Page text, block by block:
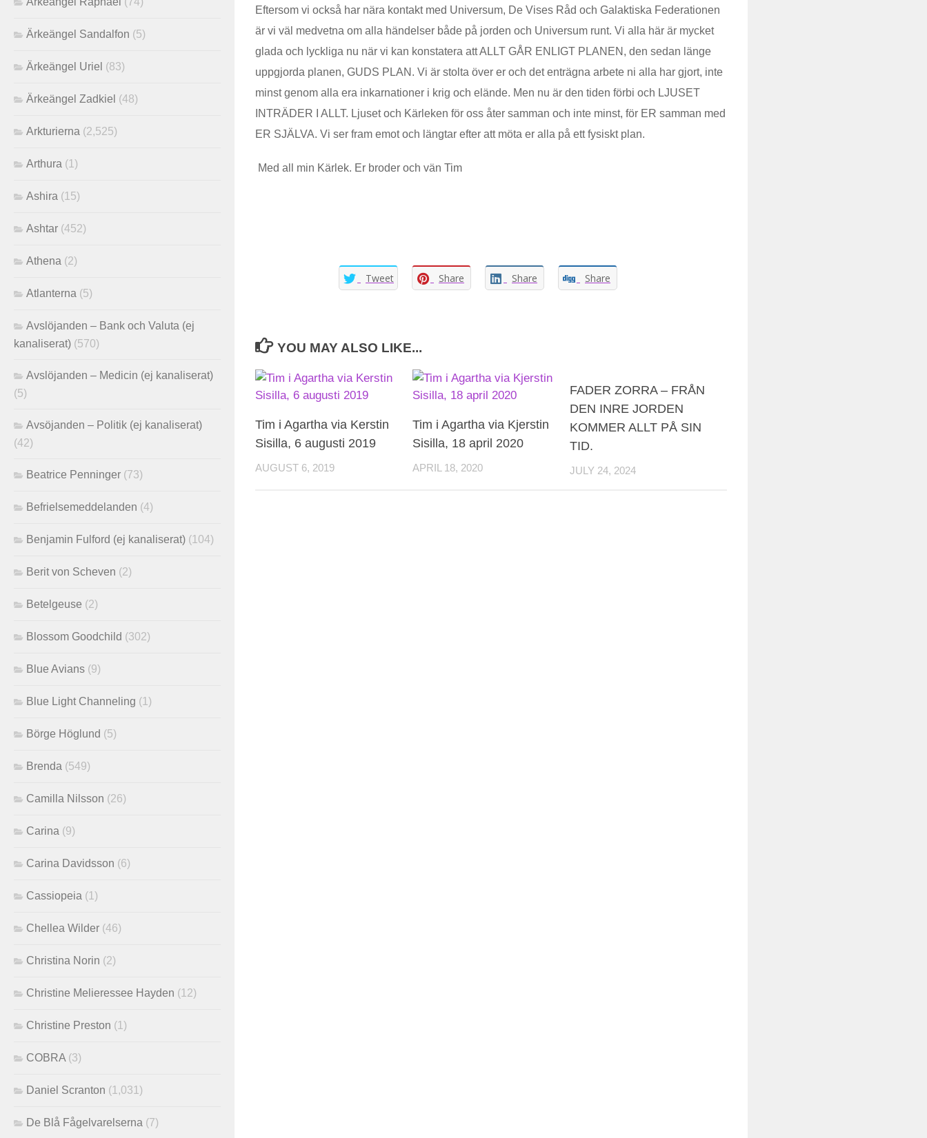
Eftersom vi också har nära kontakt med Universum, De Vises Råd och Galaktiska Federationen
är vi väl medvetna om alla händelser både på jorden och Universum runt. Vi alla här är mycket
glada och lyckliga nu när vi kan konstatera att ALLT GÅR ENLIGT PLANEN, den sedan länge
uppgjorda planen, GUDS PLAN. Vi är stolta över er och det enträgna arbete ni alla har gjort, inte
minst genom alla era inkarnationer i krig och elände. Men nu är den tiden förbi och LJUSET
INTRÄDER I ALLT. Ljuset och Kärleken för oss åter samman och inte minst, för ER samman med
ER SJÄLVA. Vi ser fram emot och längtar efter att möta er alla på ett fysiskt plan.
Med all min Kärlek. Er broder och vän Tim
Tweet Share Share Share
YOU MAY ALSO LIKE...
Tim i Agartha via Kerstin
Sisilla, 6 augusti 2019
AUGUST 6, 2019
Tim i Agartha via Kjerstin
Sisilla, 18 april 2020
APRIL 18, 2020
FADER ZORRA – FRÅN
DEN INRE JORDEN
KOMMER ALLT PÅ SIN
TID.
JULY 24, 2024
Ärkeängel Sandalfon (5)
Ärkeängel Uriel (83)
Ärkeängel Zadkiel (48)
Arkturierna (2,525)
Arthura (1)
Ashira (15)
Ashtar (452)
Athena (2)
Atlanterna (5)
Avslöjanden – Bank och Valuta (ej
kanaliserat) (570)
Avslöjanden – Medicin (ej kanaliserat)
(5)
Avsöjanden – Politik (ej kanaliserat)
(42)
Beatrice Penninger (73)
Befrielsemeddelanden (4)
Benjamin Fulford (ej kanaliserat) (104)
Berit von Scheven (2)
Betelgeuse (2)
Blossom Goodchild (302)
Blue Avians (9)
Blue Light Channeling (1)
Börge Höglund (5)
Brenda (549)
Camilla Nilsson (26)
Carina (9)
Carina Davidsson (6)
Cassiopeia (1)
Chellea Wilder (46)
Christina Norin (2)
Christine Melieressee Hayden (12)
Christine Preston (1)
COBRA (3)
Daniel Scranton (1,031)
De Blå Fågelvarelserna (7)